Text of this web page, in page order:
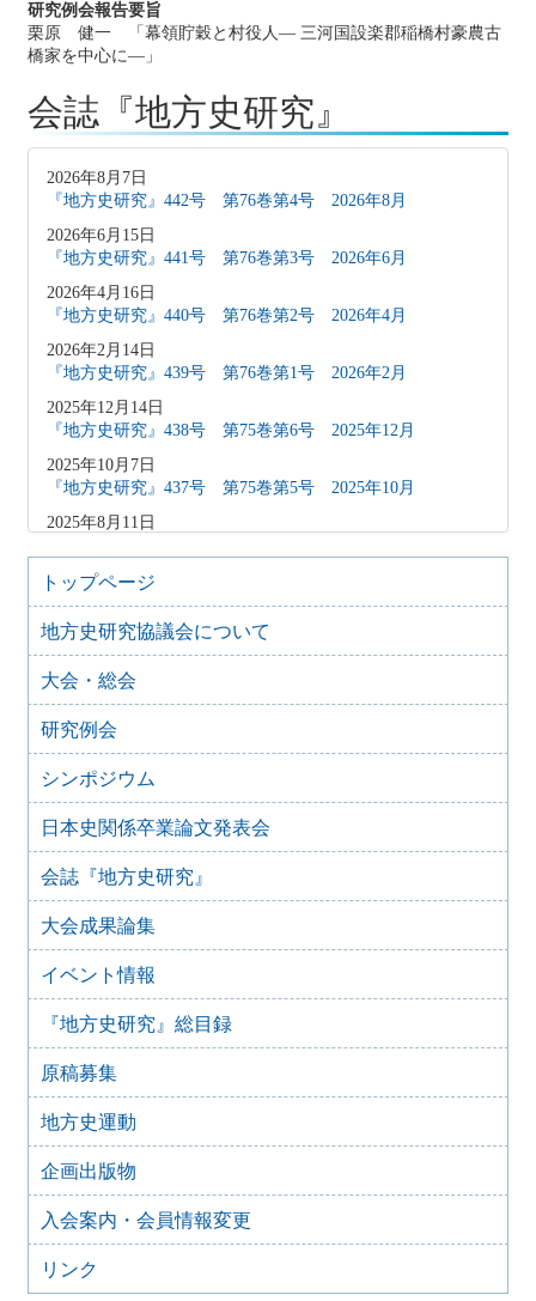
研究例会報告要旨
栗原 健一 「幕領貯穀と村役人― 三河国設楽郡稲橋村豪農古
橋家を中心に―」
会誌『地方史研究』
2026年8月7日
『地方史研究』442号 第76巻第4号 2026年8月
2026年6月15日
『地方史研究』441号 第76巻第3号 2026年6月
2026年4月16日
『地方史研究』440号 第76巻第2号 2026年4月
2026年2月14日
『地方史研究』439号 第76巻第1号 2026年2月
2025年12月14日
『地方史研究』438号 第75巻第6号 2025年12月
2025年10月7日
『地方史研究』437号 第75巻第5号 2025年10月
2025年8月11日
2025年8月10日
「原稿募集」を変更致しました
2025年6月9日
『地方史研究』435号 第75巻第3号 2025年6月
2025年4月9日
『地方史研究』434号 第75巻第2号 2025年4月
2025年2月10日
『地方史研究』433号 第75巻第1号 2025年2月
『地方史研究』432号 第74巻第6号 2024年12月
2024年11月21日
『地方史研究』431号 第74巻第5号 2024年10月
2024年11月20日
『地方史研究』430号 第74巻第4号 2024年8月
2024年6月4日
『地方史研究』429号 第75巻第3号 2024年6月
2024年6月4日
『地方史研究』428号 第74巻第2号 2024年4月
2024年6月4日
『地方史研究』427号 第74巻第1号 2024年2月
『地方史研究』426号 第73巻第6号 2023年12月
2023年12月24日
『地方史研究』425号 第73巻第5号 2023年10月
2023年8月15日
『地方史研究』424号 第73巻第4号 2023年8月
トップページ
地方史研究協議会について
大会・総会
研究例会
シンポジウム
日本史関係卒業論文発表会
会誌『地方史研究』
大会成果論集
イベント情報
『地方史研究』総目録
原稿募集
地方史運動
企画出版物
入会案内・会員情報変更
リンク